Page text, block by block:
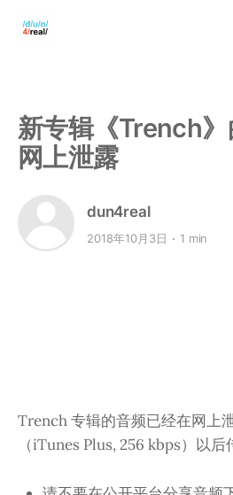
新专辑《Trench
网上泄露
dun4real
2018年10月3日 1 min
Trench 专辑的音频已经在网上
（iTunes Plus, 256 kbps）以后